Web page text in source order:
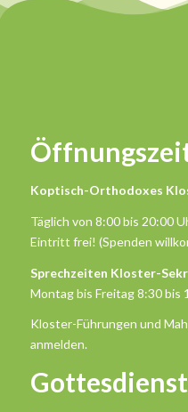
Koptisch-Orthodoxes
Täglich von 8:00 bis 20:00
Eintritt frei! (Spenden
Sprechzeiten Kloster-
Montag bis Freitag 8:30 bis
Kloster-Führungen und
anmelden.